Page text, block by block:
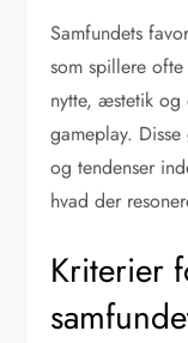
Samfundets
som spillere
nytte, æstetik
gameplay.
og tendenser
hvad der
Kriterier